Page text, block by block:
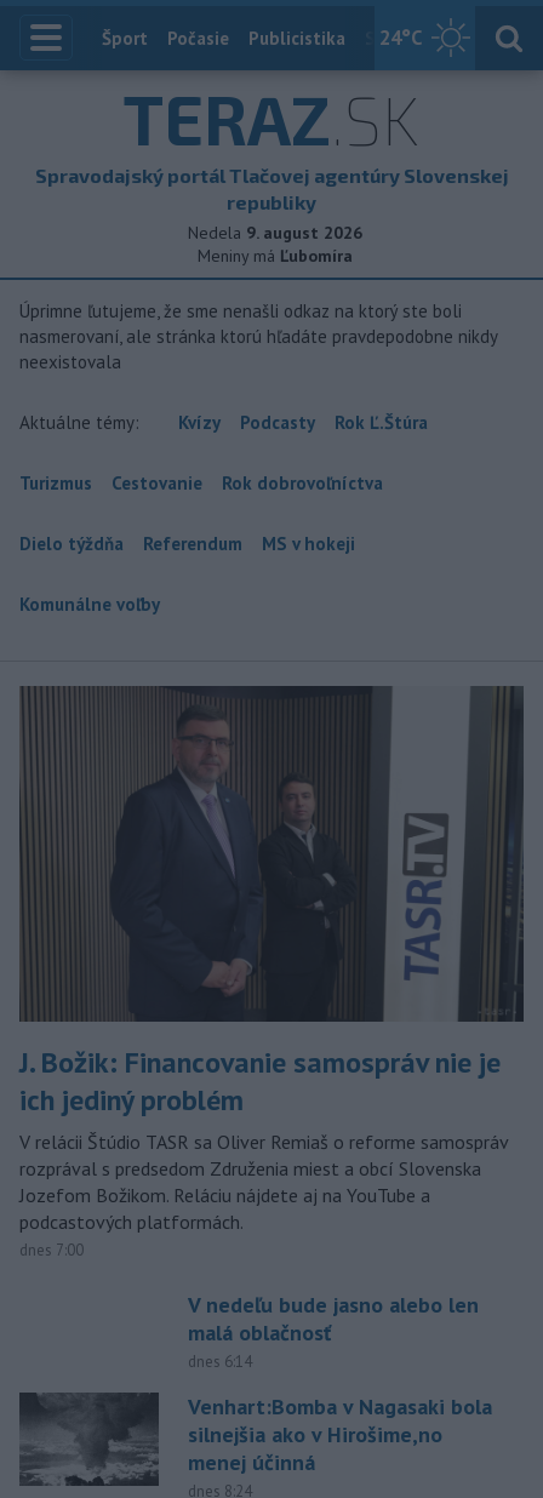
24°C
Index
Šport Počasie Publicistika Slovensko
TERAZ.SK
Spravodajský portál Tlačovej agentúry Slovenskej
republiky
Nedela 9. august 2026
Meniny má Ľubomíra
Úprimne ľutujeme, že sme nenašli odkaz na ktorý ste boli
nasmerovaní, ale stránka ktorú hľadáte pravdepodobne nikdy
neexistovala
Aktuálne témy: Kvízy Podcasty Rok Ľ.Štúra
Turizmus Cestovanie Rok dobrovoľníctva
Dielo týždňa Referendum MS v hokeji
Komunálne voľby
J. Božik: Financovanie samospráv nie je
ich jediný problém
V relácii Štúdio TASR sa Oliver Remiaš o reforme samospráv
rozprával s predsedom Združenia miest a obcí Slovenska
Jozefom Božikom. Reláciu nájdete aj na YouTube a
podcastových platformách.
dnes 7:00
V nedeľu bude jasno alebo len
malá oblačnosť
dnes 6:14
Venhart:Bomba v Nagasaki bola
silnejšia ako v Hirošime,no
menej účinná
dnes 8:24